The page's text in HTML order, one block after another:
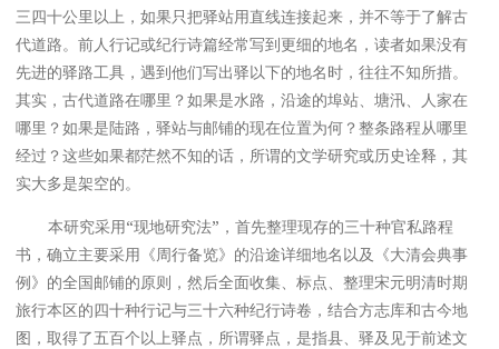
三四十公里以上，如果只把驿站用直线连接起来，并不等于了解古
代道路。前人行记或纪行诗篇经常写到更细的地名，读者如果没有
先进的驿路工具，遇到他们写出驿以下的地名时，往往不知所措。
其实，古代道路在哪里？如果是水路，沿途的埠站、塘汛、人家在
哪里？如果是陆路，驿站与邮铺的现在位置为何？整条路程从哪里
经过？这些如果都茫然不知的话，所谓的文学研究或历史诠释，其
实大多是架空的。
本研究采用“现地研究法”，首先整理现存的三十种官私路程
书，确立主要采用《周行备览》的沿途详细地名以及《大清会典事
例》的全国邮铺的原则，然后全面收集、标点、整理宋元明清时期
旅行本区的四十种行记与三十六种纪行诗卷，结合方志库和古今地
图，取得了五百个以上驿点，所谓驿点，是指县、驿及见于前述文